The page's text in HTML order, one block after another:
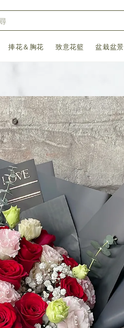
捧花＆胸花 致意花籃 盆栽盆景